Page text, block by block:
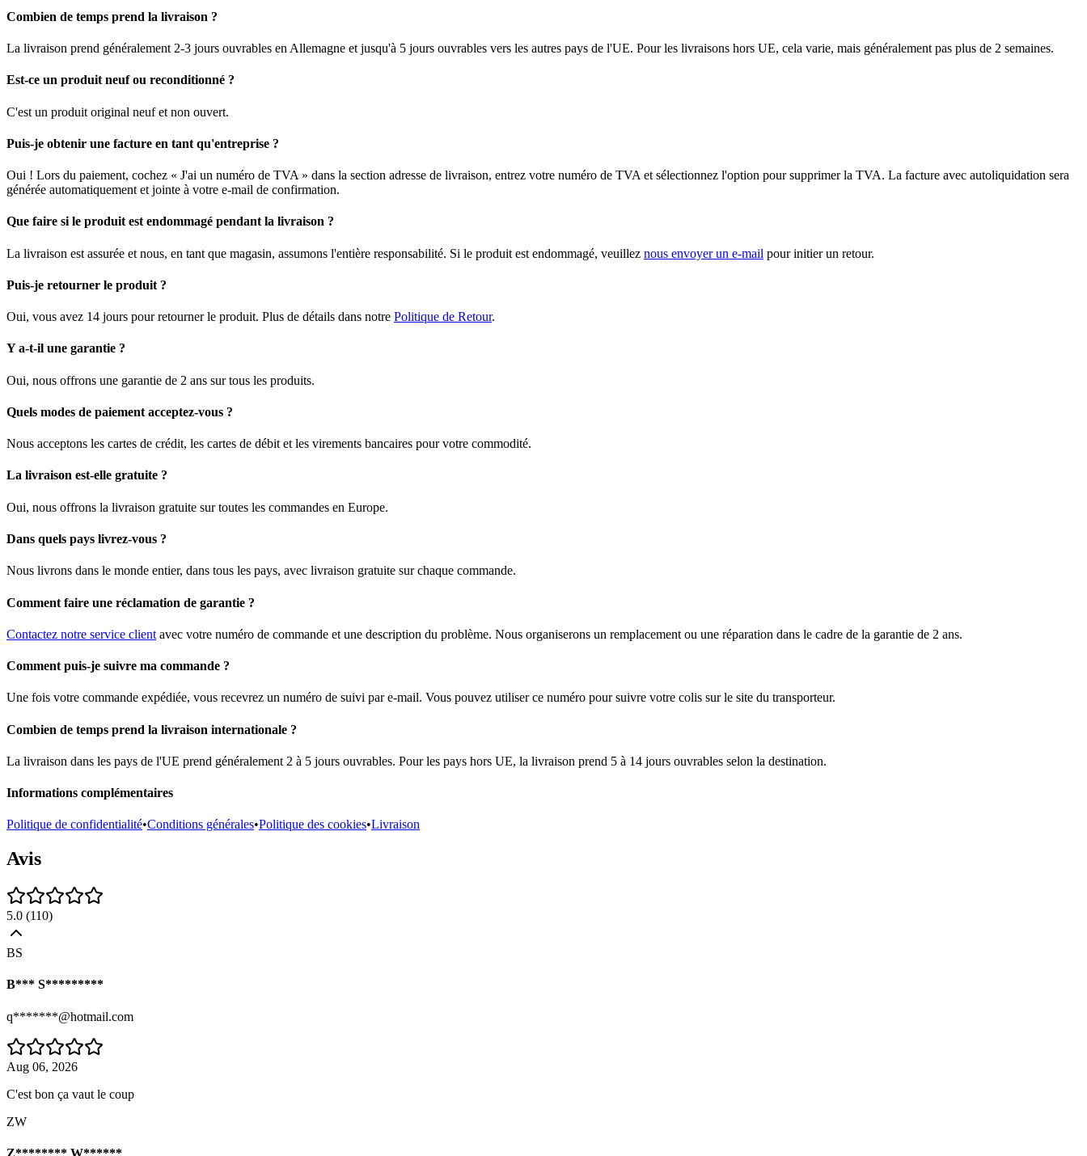
Combien de temps prend la livraison ?
La livraison prend généralement 2-3 jours ouvrables en Allemagne et jusqu'à 5 jours ouvrables vers les autres pays de l'UE. Pour les livraisons hors UE, cela varie, mais généralement pas plus de 2 semaines.
Est-ce un produit neuf ou reconditionné ?
C'est un produit original neuf et non ouvert.
Puis-je obtenir une facture en tant qu'entreprise ?
Oui ! Lors du paiement, cochez « J'ai un numéro de TVA » dans la section adresse de livraison, entrez votre numéro de TVA et sélectionnez l'option pour supprimer la TVA. La facture avec autoliquidation sera
générée automatiquement et jointe à votre e-mail de confirmation.
Que faire si le produit est endommagé pendant la livraison ?
La livraison est assurée et nous, en tant que magasin, assumons l'entière responsabilité. Si le produit est endommagé, veuillez nous envoyer un e-mail pour initier un retour.
Puis-je retourner le produit ?
Oui, vous avez 14 jours pour retourner le produit. Plus de détails dans notre Politique de Retour.
Y a-t-il une garantie ?
Oui, nous offrons une garantie de 2 ans sur tous les produits.
Quels modes de paiement acceptez-vous ?
Nous acceptons les cartes de crédit, les cartes de débit et les virements bancaires pour votre commodité.
La livraison est-elle gratuite ?
Oui, nous offrons la livraison gratuite sur toutes les commandes en Europe.
Dans quels pays livrez-vous ?
Nous livrons dans le monde entier, dans tous les pays, avec livraison gratuite sur chaque commande.
Comment faire une réclamation de garantie ?
Contactez notre service client avec votre numéro de commande et une description du problème. Nous organiserons un remplacement ou une réparation dans le cadre de la garantie de 2 ans.
Comment puis-je suivre ma commande ?
Une fois votre commande expédiée, vous recevrez un numéro de suivi par e-mail. Vous pouvez utiliser ce numéro pour suivre votre colis sur le site du transporteur.
Combien de temps prend la livraison internationale ?
La livraison dans les pays de l'UE prend généralement 2 à 5 jours ouvrables. Pour les pays hors UE, la livraison prend 5 à 14 jours ouvrables selon la destination.
Informations complémentaires
Politique de confidentialité•Conditions générales•Politique des cookies•Livraison
Avis
5.0 (110)
BS
B*** S*********
q*******@hotmail.com
Aug 06, 2026
C'est bon ça vaut le coup
ZW
Z******** W******